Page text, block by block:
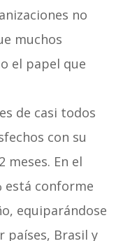
no
muchos
el papel que
de casi todos
con su
En el
está conforme
equiparándose
países, Brasil y